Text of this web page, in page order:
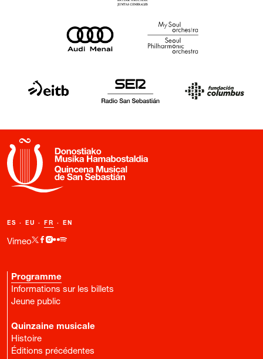
Vimeo
ES · EU · FR · EN
Programme
Informations sur les billets
Jeune public
Quinzaine musicale
Histoire
Éditions précédentes